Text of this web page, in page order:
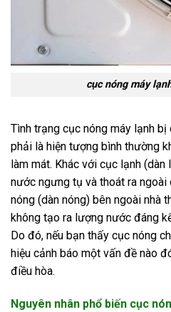
cục nóng máy
Tình trạng cục nóng máy lạnh
phải là hiện tượng bình thường
làm mát. Khác với cục lạnh
nước ngưng tụ và thoát ra
nóng (dàn nóng) bên ngoài nhà
không tạo ra lượng nước đáng
Do đó, nếu bạn thấy cục nóng
hiệu cảnh báo một vấn đề nào
điều hòa.
Nguyên nhân phổ biến cục